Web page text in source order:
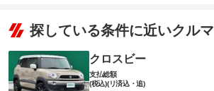
探している条件に近いクルマ
クロスビー
支払総額
(税込)(リ済込・追)